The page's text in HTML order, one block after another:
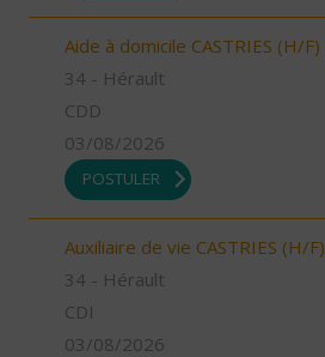
Aide à domicile CASTRIES (H/F)
34 - Hérault
CDD
03/08/2026
POSTULER
Auxiliaire de vie CASTRIES (H/F)
34 - Hérault
CDI
03/08/2026